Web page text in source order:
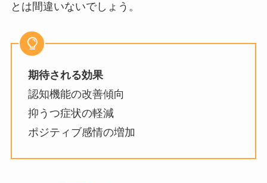
とは間違いないでしょう。
期待される効果
認知機能の改善傾向
抑うつ症状の軽減
ポジティブ感情の増加